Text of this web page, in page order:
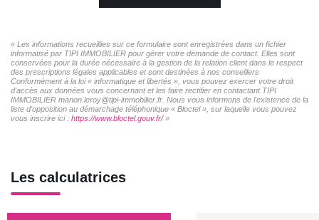
« Les informations recueillies sur ce formulaire sont enregistrées dans un fichier
informatisé par TIPI IMMOBILIER pour gérer votre demande de contact. Elles sont
conservées pour la durée nécessaire à la gestion de la relation client dans le respect
des prescriptions légales applicables et sont destinées à nos conseillers
Conformément à la loi « informatique et libertés », vous pouvez exercer votre droit
d'accès aux données vous concernant et les faire rectifier en contactant TIPI
IMMOBILIER manon.leroy@tipi-immobilier.fr. Nous vous informons de l'existence de la
liste d'opposition au démarchage téléphonique « Bloctel », sur laquelle vous pouvez
vous inscrire ici : https://www.bloctel.gouv.fr/»
Les calculatrices